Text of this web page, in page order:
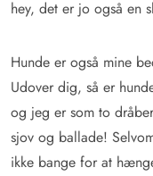
hey, det er jo også en
Hunde er også mine
Udover dig, så er
og jeg er som to
sjov og ballade!
ikke bange for at